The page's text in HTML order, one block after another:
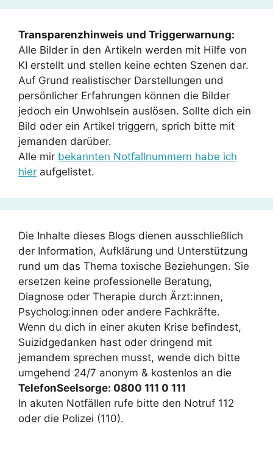
Transparenzhinweis und Triggerwarnung:
Alle Bilder in den Artikeln werden mit Hilfe von
KI erstellt und stellen keine echten Szenen dar.
Auf Grund realistischer Darstellungen und
persönlicher Erfahrungen können die Bilder
jedoch ein Unwohlsein auslösen. Sollte dich ein
Bild oder ein Artikel triggern, sprich bitte mit
jemanden darüber.
Alle mir bekannten Notfallnummern habe ich
hier aufgelistet.
Die Inhalte dieses Blogs dienen ausschließlich
der Information, Aufklärung und Unterstützung
rund um das Thema toxische Beziehungen. Sie
ersetzen keine professionelle Beratung,
Diagnose oder Therapie durch Ärzt:innen,
Psycholog:innen oder andere Fachkräfte.
Wenn du dich in einer akuten Krise befindest,
Suizidgedanken hast oder dringend mit
jemandem sprechen musst, wende dich bitte
umgehend 24/7 anonym & kostenlos an die
TelefonSeelsorge: 0800 111 0 111
In akuten Notfällen rufe bitte den Notruf 112
oder die Polizei (110).